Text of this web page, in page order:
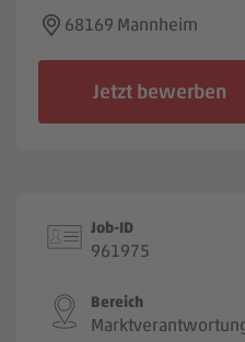
68169 Mannheim
Jetzt bewerben
Job-ID
961975
Bereich